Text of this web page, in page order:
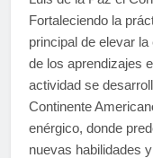
Fortaleciendo la
principal de elevar
de los aprendizajes
actividad se
Continente
enérgico, donde
nuevas habilidades